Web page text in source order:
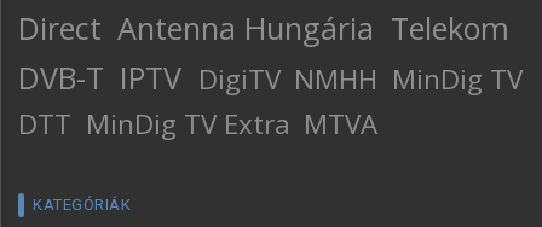
Direct Antenna Hungária Telekom
DVB-T IPTV DigiTV NMHH MinDig TV
DTT MinDig TV Extra MTVA
KATEGÓRIÁK